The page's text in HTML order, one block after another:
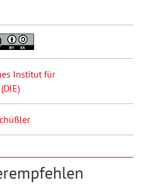
Institut für